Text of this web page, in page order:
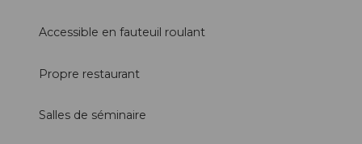
Accessible en fauteuil roulant
Propre restaurant
Salles de séminaire